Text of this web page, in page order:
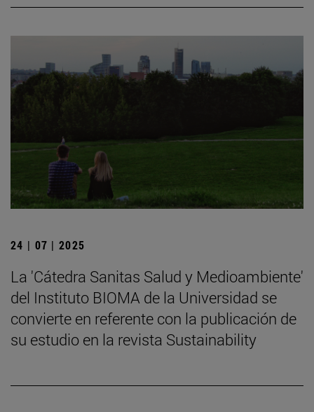
24 | 07 | 2025
La 'Cátedra Sanitas Salud y Medioambiente'
del Instituto BIOMA de la Universidad se
convierte en referente con la publicación de
su estudio en la revista Sustainability